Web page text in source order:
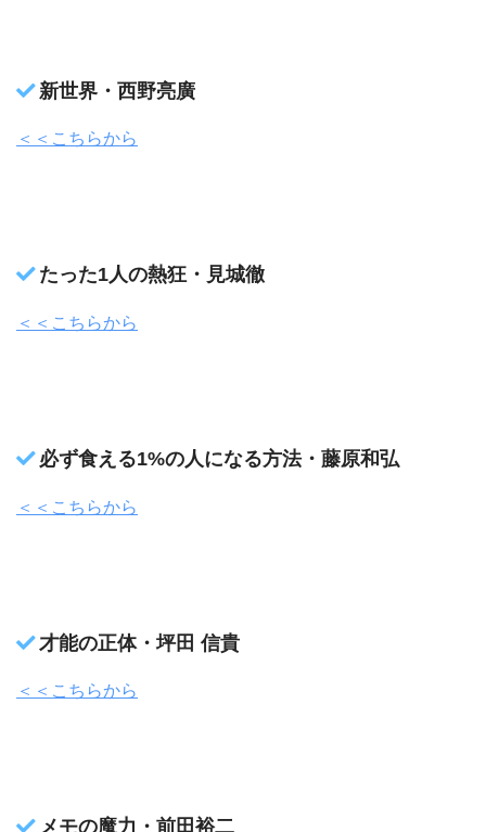
新世界・西野亮廣
＜＜こちらから
たった1人の熱狂・見城徹
＜＜こちらから
必ず食える1%の人になる方法・藤原和弘
＜＜こちらから
才能の正体・坪田 信貴
＜＜こちらから
メモの魔力・前田裕二